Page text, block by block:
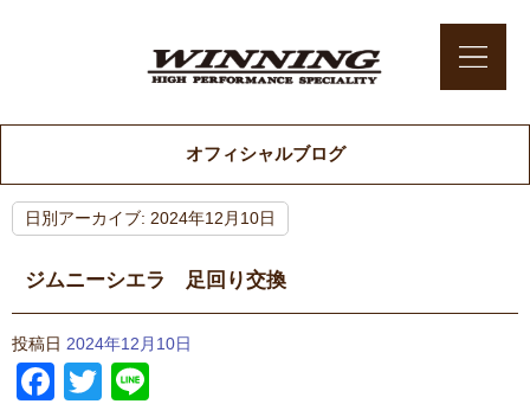
オフィシャルブログ
日別アーカイブ: 2024年12月10日
ジムニーシエラ 足回り交換
投稿日 2024年12月10日
Facebook
Twitter